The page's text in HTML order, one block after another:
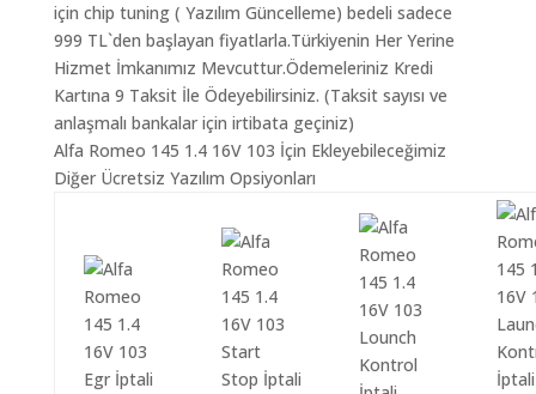
için chip tuning ( Yazılım Güncelleme) bedeli sadece
999 TL`den başlayan fiyatlarla.Türkiyenin Her Yerine
Hizmet İmkanımız Mevcuttur.Ödemeleriniz Kredi
Kartına 9 Taksit İle Ödeyebilirsiniz. (Taksit sayısı ve
anlaşmalı bankalar için irtibata geçiniz)
Alfa Romeo 145 1.4 16V 103 İçin Ekleyebileceğimiz
Diğer Ücretsiz Yazılım Opsiyonları